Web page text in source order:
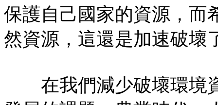
保護自己國家的資源，而
然資源，這還是加速破壞
在我們減少破壞環境